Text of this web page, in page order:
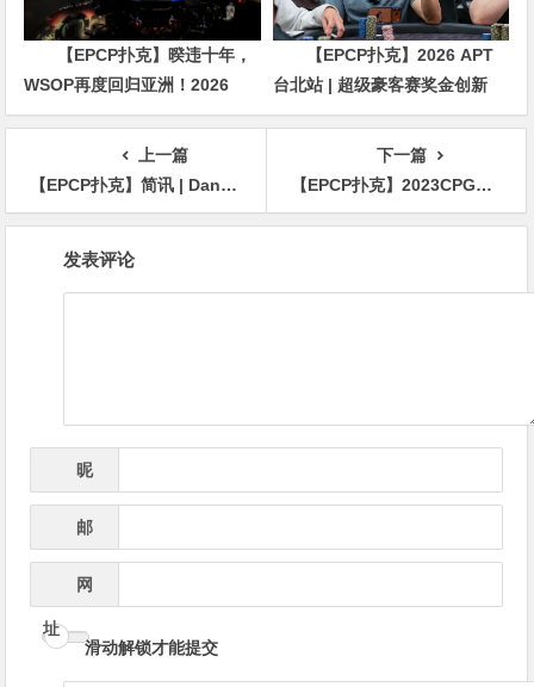
【EPCP扑克】暌违十年，
WSOP再度回归亚洲！2026
APL济州站6月19-28日盛大登
【EPCP扑克】2026 APT
台北站 | 超级豪客赛奖金创新
高，美国选手Ethan
“Rampage” Yau领跑全场！
上一篇
【EPCP扑克】简讯 | Dan Smith在20万美元Triton邀请赛夺冠，Elton Tsang获第三名
下一篇
【EPCP扑克】2023CPG®横琴选拔赛｜马骏1165万记分牌带领10人进入主赛决赛，郭启志成功晋级，薛松止步第15名
发表评论
昵
邮
网
址
滑动解锁才能提交